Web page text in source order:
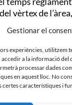
Gestionar el
experiències, utilitzem
a la informació
processar dades
en aquest lloc. No
certes característiques i
vèrtex de
on el
i Hércules,
marca la